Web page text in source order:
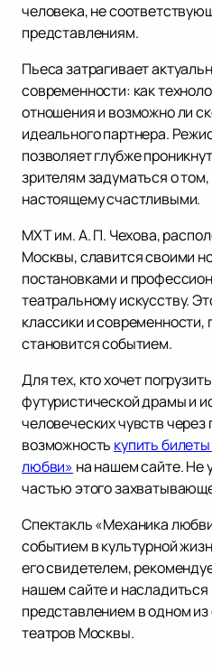
человека, не
представлениям.
Пьеса затрагивает
современности: как
отношения и возможно ли
идеального партнера.
позволяет глубже
зрителям задуматься о
настоящему счастливыми.
МХТ им. А. П. Чехова,
Москвы, славится своими
постановками и
театральному искусству.
классики и современности,
становится событием.
Для тех, кто хочет
футуристической драмы и
человеческих чувств через
возможность купить
любви» на нашем сайте. Не
частью этого
Спектакль «Механика
событием в культурной
его свидетелем,
нашем сайте и
представлением в одном
театров Москвы.